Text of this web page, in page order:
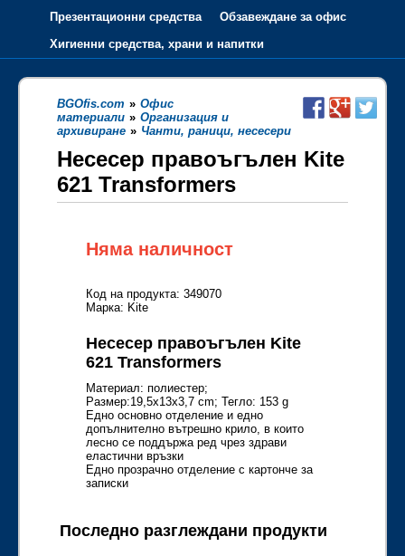
Презентационни средства
Обзавеждане за офис
Хигиенни средства, храни и напитки
BGOfis.com » Офис
материали » Организация и
архивиране » Чанти, раници, несесери
Несесер правоъгълен Kite
621 Transformers
Няма наличност
Код на продукта: 349070
Марка: Kite
Несесер правоъгълен Kite
621 Transformers
Материал: полиестер;
Размер:19,5x13x3,7 cm; Тегло: 153 g
Едно основно отделение и едно
допълнително вътрешно крило, в които
лесно се поддържа ред чрез здрави
еластични връзки
Едно прозрачно отделение с картонче за
записки
Последно разглеждани продукти